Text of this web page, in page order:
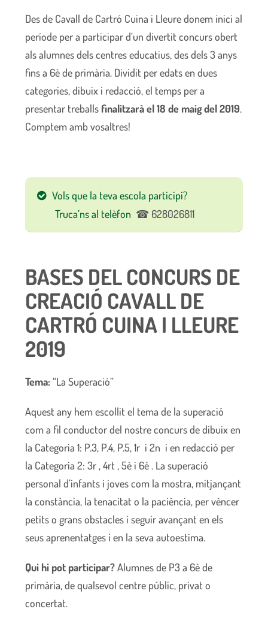
Des de Cavall de Cartró Cuina i Lleure donem inici al
període per a participar d’un divertit concurs obert
als alumnes dels centres educatius, des dels 3 anys
fins a 6è de primària. Dividit per edats en dues
categories, dibuix i redacció, el temps per a
presentar treballs finalitzarà el 18 de maig del 2019.
Comptem amb vosaltres!
Vols que la teva escola participi?
Truca’ns al telèfon ☎ 628026811
BASES DEL CONCURS DE
CREACIÓ CAVALL DE
CARTRÓ CUINA I LLEURE
2019
Tema: “La Superació”
Aquest any hem escollit el tema de la superació
com a fil conductor del nostre concurs de dibuix en
la Categoria 1: P.3, P.4, P.5, 1r i 2n i en redacció per
la Categoria 2: 3r , 4rt , 5è i 6è . La superació
personal d’infants i joves com la mostra, mitjançant
la constància, la tenacitat o la paciència, per vèncer
petits o grans obstacles i seguir avançant en els
seus aprenentatges i en la seva autoestima.
Qui hi pot participar?Alumnes de P3 a 6è de
primària, de qualsevol centre públic, privat o
concertat.